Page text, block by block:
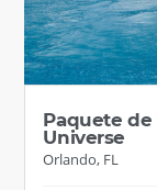
Paquete de
Universe
Orlando, FL